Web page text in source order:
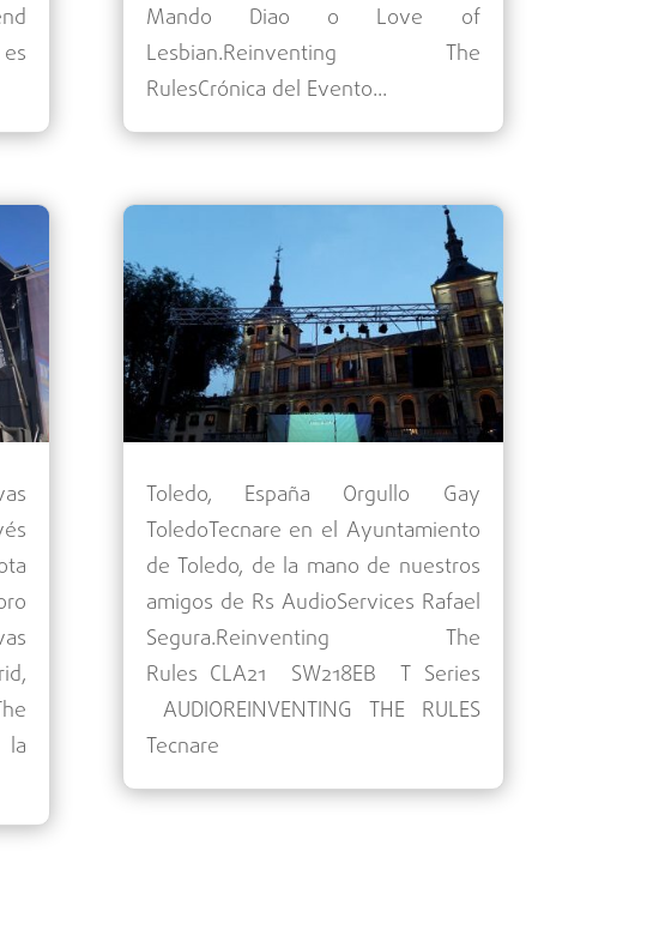
Mando Diao o Love of
Lesbian.Reinventing The
RulesCrónica del Evento...
Toledo, España Orgullo Gay
ToledoTecnare en el Ayuntamiento
de Toledo, de la mano de nuestros
amigos de Rs AudioServices Rafael
Segura.Reinventing The
Rules CLA21 SW218EB T Series
AUDIOREINVENTING THE RULES
Tecnare